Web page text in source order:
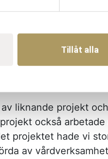
Tillåt alla
varit möjligt utan
värdefullt stöd från
Lydig med flera,
in i detta projektet.
liknande projekt
också
projektet hade vi
av